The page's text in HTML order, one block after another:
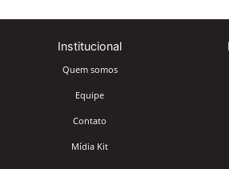
Institucional
Quem somos
Equipe
Contato
Mídia Kit